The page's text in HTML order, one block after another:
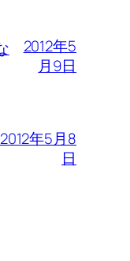
2012年5
月9日
2012年5月8
日